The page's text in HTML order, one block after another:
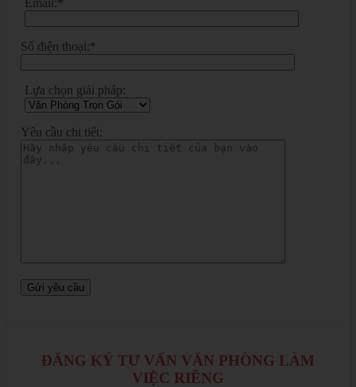
Email:*
Số điện thoại:*
Lựa chọn giải pháp:
Yêu cầu chi tiết:
ĐĂNG KÝ TƯ VẤN VĂN PHÒNG LÀM
VIỆC RIÊNG